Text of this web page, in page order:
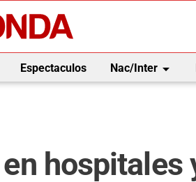
Espectaculos Nac/Interarrow_drop_down
hospitales